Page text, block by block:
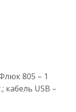
805 – 1
кабель USB –